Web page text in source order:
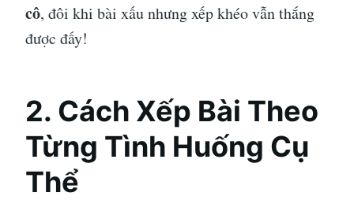
cô, đôi khi bài xấu nhưng xếp khéo vẫn thắng
được đấy!
2. Cách Xếp Bài Theo
Từng Tình Huống Cụ
Thể